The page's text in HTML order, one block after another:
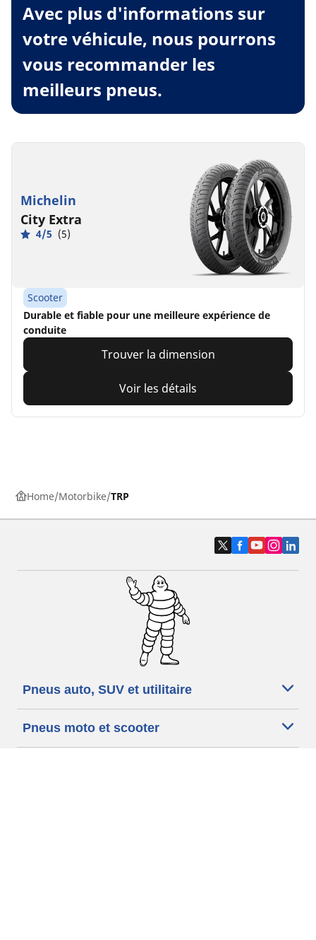
Avec plus d'informations sur
votre véhicule, nous pourrons
vous recommander les
meilleurs pneus.
Michelin
City Extra
4/5 (5)
Scooter
Durable et fiable pour une meilleure expérience de
conduite
Trouver la dimension
Voir les détails
Home Motorbike TRP
Pneus auto, SUV et utilitaire
Pneus moto et scooter